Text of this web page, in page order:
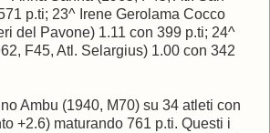
p.ti; 23^ Irene Gerolama Cocco
del Pavone) 1.11 con 399 p.ti; 24^
F45, Atl. Selargius) 1.00 con 342
Ambu (1940, M70) su 34 atleti con
+2.6) maturando 761 p.ti. Questi i